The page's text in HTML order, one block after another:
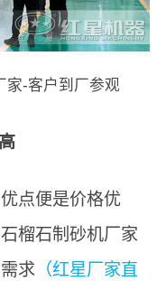
家-客户到厂参观
点便是价格优
榴石制砂机厂家
求（红星厂家直